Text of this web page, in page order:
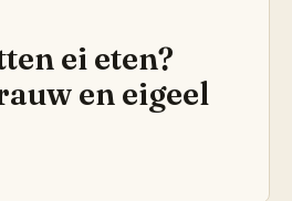
ei eten?
en eigeel